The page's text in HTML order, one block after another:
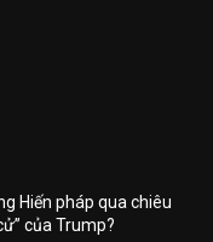
Hiến pháp qua chiêu
của Trump?